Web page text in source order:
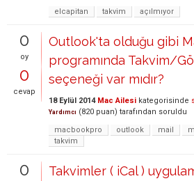
elcapitan takvim açılmıyor
0
oy
0
cevap
Outlook'ta olduğu gibi
programında Takvim/
seçeneği var mıdır?
18 Eylül 2014 Mac Ailesi kategorisinde
Yardımcı (820 puan) tarafından soruldu
macbookpro
outlook mail
takvim
0
Takvimler ( iCal )